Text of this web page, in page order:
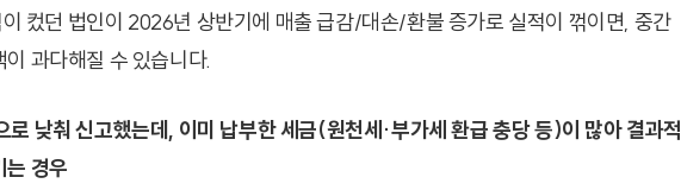
컸던 법인이 2026년 상반기에 매출 급감/대손/환불 증가로 실적이 꺾이면, 중간
과다해질 수 있습니다.
낮춰 신고했는데, 이미 납부한 세금(원천세·부가세 환급 충당 등)이 많아 결과적
는 경우